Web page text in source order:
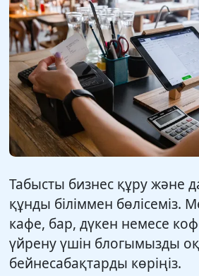
Табысты бизнес құру және
құнды біліммен бөлісеміз.
кафе, бар, дүкен немесе
үйрену үшін блогымызды
бейнесабақтарды көріңіз.